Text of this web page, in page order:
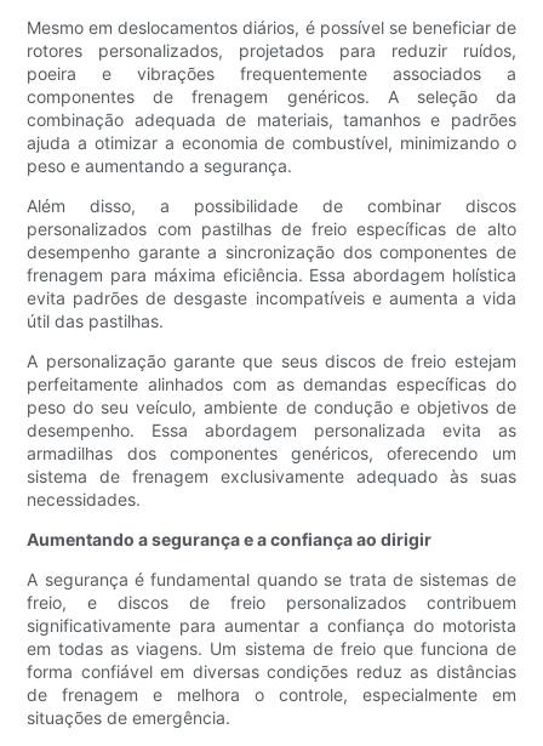
Mesmo em deslocamentos diários, é possível se beneficiar de
rotores personalizados, projetados para reduzir ruídos,
poeira e vibrações frequentemente associados a
componentes de frenagem genéricos. A seleção da
combinação adequada de materiais, tamanhos e padrões
ajuda a otimizar a economia de combustível, minimizando o
peso e aumentando a segurança.
Além disso, a possibilidade de combinar discos
personalizados com pastilhas de freio específicas de alto
desempenho garante a sincronização dos componentes de
frenagem para máxima eficiência. Essa abordagem holística
evita padrões de desgaste incompatíveis e aumenta a vida
útil das pastilhas.
A personalização garante que seus discos de freio estejam
perfeitamente alinhados com as demandas específicas do
peso do seu veículo, ambiente de condução e objetivos de
desempenho. Essa abordagem personalizada evita as
armadilhas dos componentes genéricos, oferecendo um
sistema de frenagem exclusivamente adequado às suas
necessidades.
Aumentando a segurança e a confiança ao dirigir
A segurança é fundamental quando se trata de sistemas de
freio, e discos de freio personalizados contribuem
significativamente para aumentar a confiança do motorista
em todas as viagens. Um sistema de freio que funciona de
forma confiável em diversas condições reduz as distâncias
de frenagem e melhora o controle, especialmente em
situações de emergência.